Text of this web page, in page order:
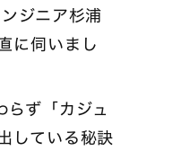
ジニア杉浦
に伺いまし
ず「カジュ
している秘訣